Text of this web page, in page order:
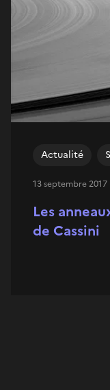
Les
de Cassini
Actualité
13 septembre 2017